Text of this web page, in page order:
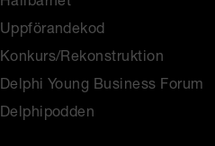
Uppförandekod
Konkurs/Rekonstruktion
Delphi Young Business Forum
Delphipodden